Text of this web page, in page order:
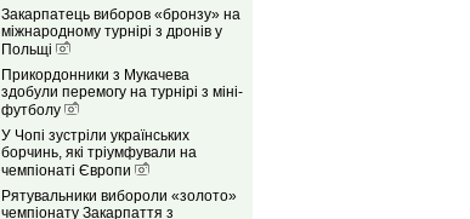
Закарпатець виборов «бронзу» на
міжнародному турнірі з дронів у
Польщі
Прикордонники з Мукачева
здобули перемогу на турнірі з міні-
футболу
У Чопі зустріли українських
борчинь, які тріумфували на
чемпіонаті Європи
Рятувальники вибороли «золото»
чемпіонату Закарпаття з